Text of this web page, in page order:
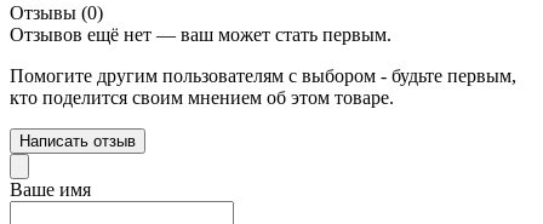
Отзывы (0)
Отзывов ещё нет — ваш может стать первым.
Помогите другим пользователям с выбором - будьте первым,
кто поделится своим мнением об этом товаре.
Написать отзыв
Ваше имя